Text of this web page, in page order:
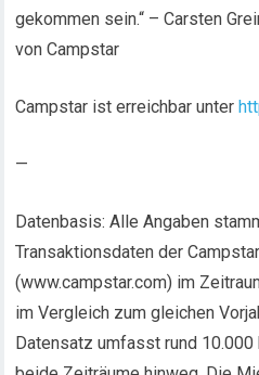
gekommen sein.“ – Carsten
von Campstar
Campstar ist erreichbar unter
—
Datenbasis: Alle Angaben
Transaktionsdaten der
(www.campstar.com) im
im Vergleich zum gleichen
Datensatz umfasst rund